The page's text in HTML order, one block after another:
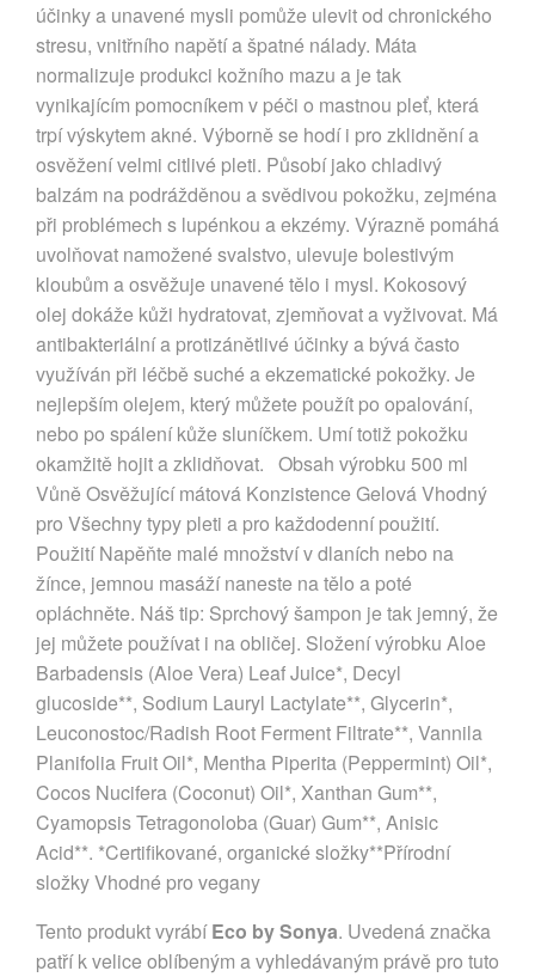
účinky a unavené mysli pomůže ulevit od chronického
stresu, vnitřního napětí a špatné nálady. Máta
normalizuje produkci kožního mazu a je tak
vynikajícím pomocníkem v péči o mastnou pleť, která
trpí výskytem akné. Výborně se hodí i pro zklidnění a
osvěžení velmi citlivé pleti. Působí jako chladivý
balzám na podrážděnou a svědivou pokožku, zejména
při problémech s lupénkou a ekzémy. Výrazně pomáhá
uvolňovat namožené svalstvo, ulevuje bolestivým
kloubům a osvěžuje unavené tělo i mysl. Kokosový
olej dokáže kůži hydratovat, zjemňovat a vyživovat. Má
antibakteriální a protizánětlivé účinky a bývá často
využíván při léčbě suché a ekzematické pokožky. Je
nejlepším olejem, který můžete použít po opalování,
nebo po spálení kůže sluníčkem. Umí totiž pokožku
okamžitě hojit a zklidňovat. Obsah výrobku 500 ml
Vůně Osvěžující mátová Konzistence Gelová Vhodný
pro Všechny typy pleti a pro každodenní použití.
Použití Napěňte malé množství v dlaních nebo na
žínce, jemnou masáží naneste na tělo a poté
opláchněte. Náš tip: Sprchový šampon je tak jemný, že
jej můžete používat i na obličej. Složení výrobku Aloe
Barbadensis (Aloe Vera) Leaf Juice*, Decyl
glucoside**, Sodium Lauryl Lactylate**, Glycerin*,
Leuconostoc/Radish Root Ferment Filtrate**, Vannila
Planifolia Fruit Oil*, Mentha Piperita (Peppermint) Oil*,
Cocos Nucifera (Coconut) Oil*, Xanthan Gum**,
Cyamopsis Tetragonoloba (Guar) Gum**, Anisic
Acid**. *Certifikované, organické složky**Přírodní
složky Vhodné pro vegany
Tento produkt vyrábíEco by Sonya. Uvedená značka
patří k velice oblíbeným a vyhledávaným právě pro tuto